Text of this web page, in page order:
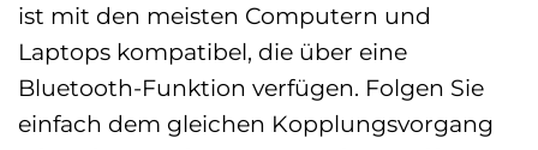
ist mit den meisten Computern und
Laptops kompatibel, die über eine
Bluetooth-Funktion verfügen. Folgen Sie
einfach dem gleichen Kopplungsvorgang